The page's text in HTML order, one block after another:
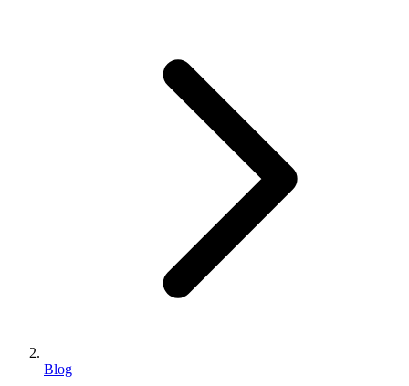
Blog